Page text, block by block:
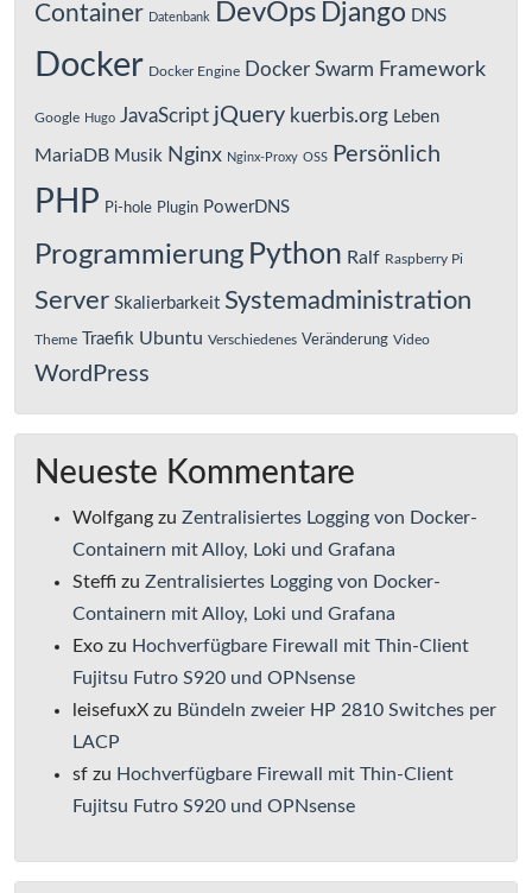
Container Datenbank DevOps Django DNS
Docker Docker Engine Docker Swarm Framework
Google Hugo JavaScript jQuery kuerbis.org Leben
MariaDB Musik Nginx Nginx-Proxy OSS Persönlich
PHP Pi-hole Plugin PowerDNS
Programmierung Python Ralf Raspberry Pi
Server Skalierbarkeit Systemadministration
Theme Traefik Ubuntu Verschiedenes Veränderung Video
WordPress
Neueste Kommentare
Wolfgang zu Zentralisiertes Logging von Docker-
Containern mit Alloy, Loki und Grafana
Steffi zu Zentralisiertes Logging von Docker-
Containern mit Alloy, Loki und Grafana
Exo zu Hochverfügbare Firewall mit Thin-Client
Fujitsu Futro S920 und OPNsense
leisefuxX zu Bündeln zweier HP 2810 Switches per
LACP
sf zu Hochverfügbare Firewall mit Thin-Client
Fujitsu Futro S920 und OPNsense